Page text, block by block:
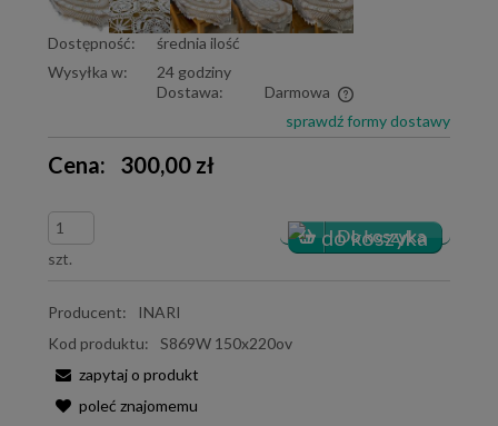
Dostępność:
średnia ilość
Wysyłka w:
24 godziny
Dostawa:
Darmowa
Cena nie zawiera ewentualnych kosztów płatności
sprawdź formy dostawy
Cena: 300,00 zł
szt.
Producent:
INARI
Kod produktu:
S869W 150x220ov
zapytaj o produkt
poleć znajomemu